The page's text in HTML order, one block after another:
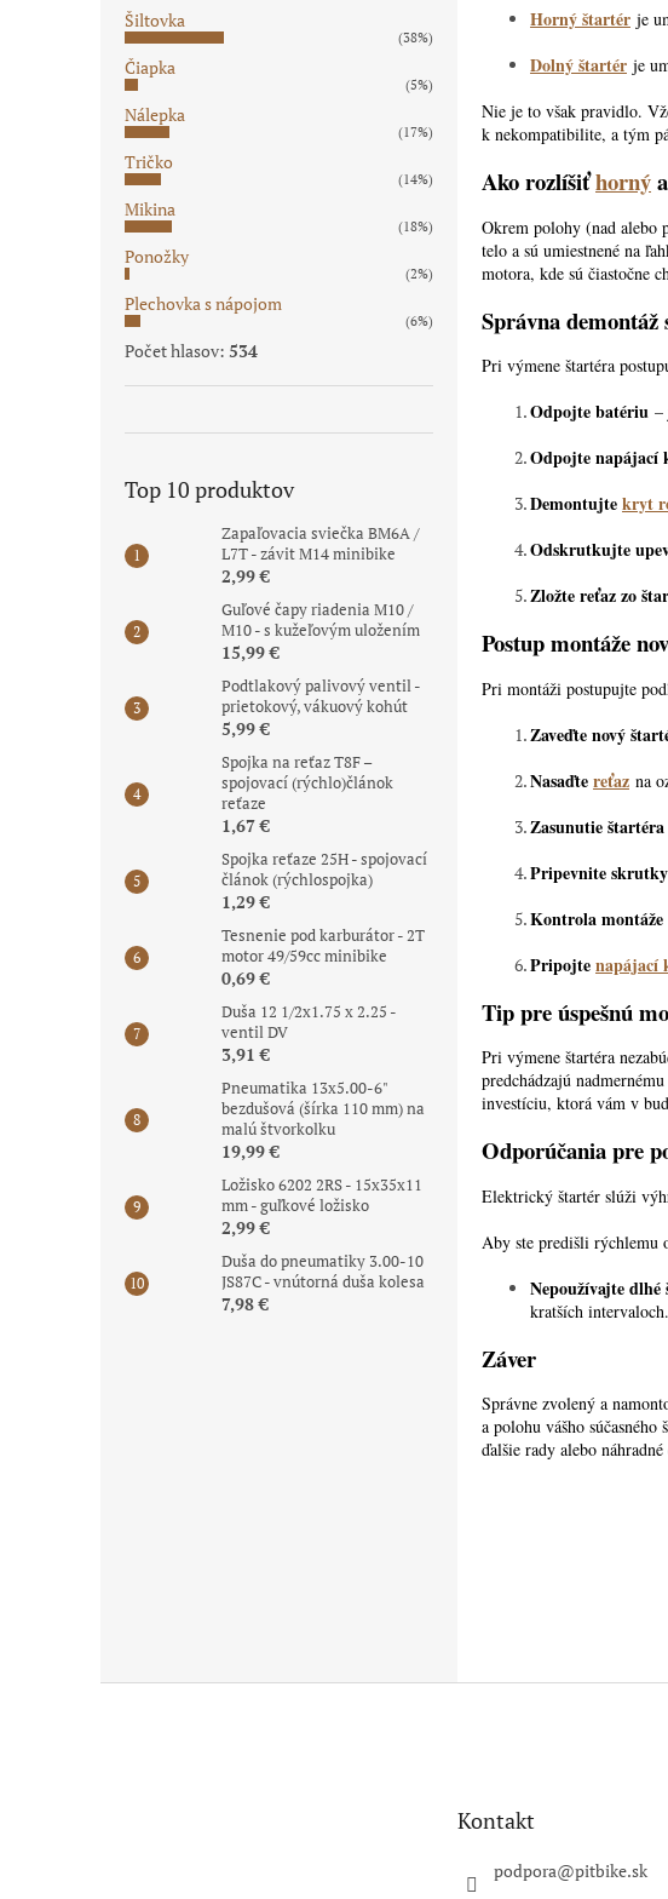
Šiltovka
(38%)
Čiapka
(5%)
Nálepka
(17%)
Tričko
(14%)
Mikina
(18%)
Ponožky
(2%)
Plechovka s nápojom
(6%)
Počet hlasov: 534
Top 10 produktov
Zapaľovacia sviečka BM6A /
L7T - závit M14 minibike
2,99 €
Guľové čapy riadenia M10 /
M10 - s kužeľovým uložením
15,99 €
Podtlakový palivový ventil -
prietokový, vákuový kohút
5,99 €
Spojka na reťaz T8F –
spojovací (rýchlo)článok
reťaze
1,67 €
Spojka reťaze 25H - spojovací
článok (rýchlospojka)
1,29 €
Tesnenie pod karburátor - 2T
motor 49/59cc minibike
0,69 €
Duša 12 1/2x1.75 x 2.25 -
ventil DV
3,91 €
Pneumatika 13x5.00-6"
bezdušová (šírka 110 mm) na
malú štvorkolku
19,99 €
Ložisko 6202 2RS - 15x35x11
mm - guľkové ložisko
2,99 €
Duša do pneumatiky 3.00-10
JS87C - vnútorná duša kolesa
7,98 €
Horný štartér je
Dolný štartér je
Nie je to však pravidlo.
k nekompatibilite, a tým
Ako rozlíšiťhorný
Okrem polohy (nad alebo
telo a sú umiestnené na
motora, kde sú čiastočne
Správna
Pri výmene štartéra
Odpojte batériu –
Odpojte napájací
Demontujtekryt
Odskrutkujte
Zložte reťaz zo
Postup montáže
Pri montáži postupujte
Zaveďte nový
Nasaďtereťaz na
Zasunutie štartéra
Pripevnite
Kontrola montáže
Pripojtenapájací
Tip pre úspešnú
Pri výmene štartéra
predchádzajú
investíciu, ktorá vám v
Odporúčania pre
Elektrický štartér slúži
Aby ste predišli rýchlemu
Nepoužívajte dlhé
kratších intervaloch.
Záver
Správne zvolený a
a polohu vášho
ďalšie rady alebo
Kontakt
podpora@pitbike.sk